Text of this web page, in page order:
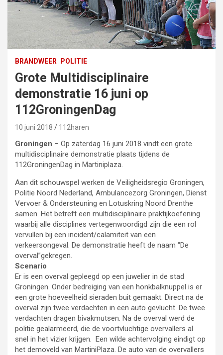
BRANDWEER POLITIE
Grote Multidisciplinaire
demonstratie 16 juni op
112GroningenDag
10 juni 2018 112haren
Groningen – Op zaterdag 16 juni 2018 vindt een grote
multidisciplinaire demonstratie plaats tijdens de
112GroningenDag in Martiniplaza.
Aan dit schouwspel werken de Veiligheidsregio Groningen,
Politie Noord Nederland, Ambulancezorg Groningen, Dienst
Vervoer & Ondersteuning en Lotuskring Noord Drenthe
samen. Het betreft een multidisciplinaire praktijkoefening
waarbij alle disciplines vertegenwoordigd zijn die een rol
vervullen bij een incident/calamiteit van een
verkeersongeval. De demonstratie heeft de naam “De
overval”gekregen.
Scenario
Er is een overval gepleegd op een juwelier in de stad
Groningen. Onder bedreiging van een honkbalknuppel is er
een grote hoeveelheid sieraden buit gemaakt. Direct na de
overval zijn twee verdachten in een auto gevlucht. De twee
verdachten dragen bivakmutsen. Na de overval werd de
politie gealarmeerd, die de voortvluchtige overvallers al
snel in het vizier krijgen. Een wilde achtervolging eindigt op
het demoveld van MartiniPlaza. De auto van de overvallers